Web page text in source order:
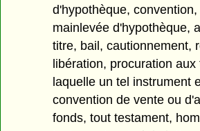
d'hypothèque,
mainlevée d'hypothèque,
titre, bail, cautionnement,
libération, procuration
laquelle un tel instrument
convention de vente ou
fonds, tout testament,